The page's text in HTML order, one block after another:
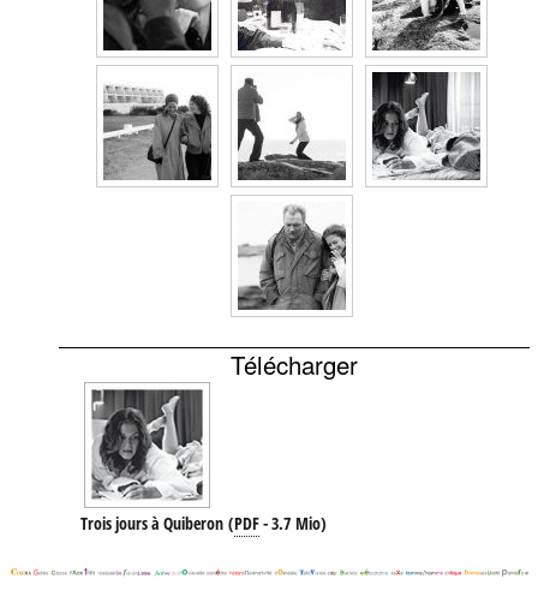
Télécharger
Trois jours à Quiberon (PDF-3.7 Mio)